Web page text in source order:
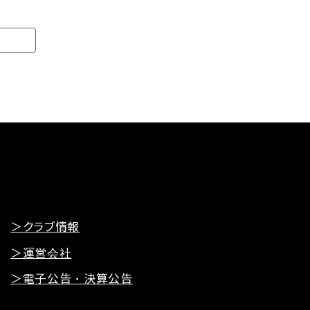
＞クラブ情報
＞運営会社
＞電子公告・決算公告